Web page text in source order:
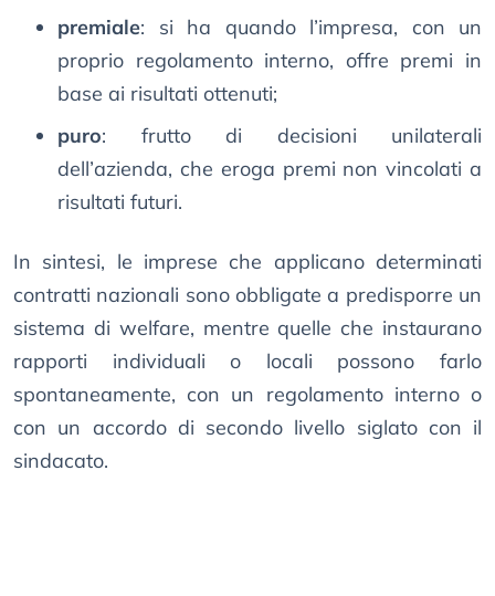
premiale: si ha quando l’impresa, con un
proprio regolamento interno, offre premi in
base ai risultati ottenuti;
puro: frutto di decisioni unilaterali
dell’azienda, che eroga premi non vincolati a
risultati futuri.
In sintesi, le imprese che applicano determinati
contratti nazionali sono obbligate a predisporre un
sistema di welfare, mentre quelle che instaurano
rapporti individuali o locali possono farlo
spontaneamente, con un regolamento interno o
con un accordo di secondo livello siglato con il
sindacato.